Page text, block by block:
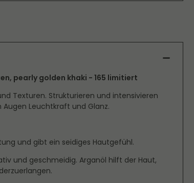
pearly golden khaki - 165 limitiert
Texturen. Strukturieren und intensivieren
Augen Leuchtkraft und Glanz.
und gibt ein seidiges Hautgefühl.
und geschmeidig. Arganöl hilft der Haut,